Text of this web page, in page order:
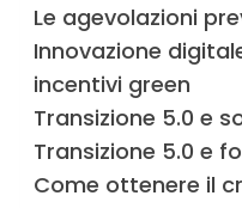
Le agevolazioni
Innovazione
incentivi green
Transizione 5.0 e
Transizione 5.0 e
Come ottenere il